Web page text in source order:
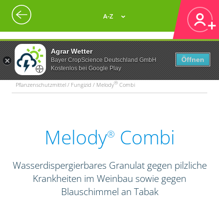
Agrar Wetter
Bayer CropScience Deutschland GmbH
Kostenlos bei Google Play
Öffnen
A-Z
Pflanzenschutzmittel / Fungizid / Melody® Combi
Melody® Combi
Wasserdispergierbares Granulat gegen pilzliche
Krankheiten im Weinbau sowie gegen
Blauschimmel an Tabak